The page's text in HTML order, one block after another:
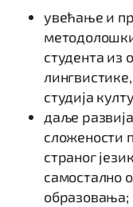
увећање и
студента из
студија
даље
сложености
страног
самостално
образовања;